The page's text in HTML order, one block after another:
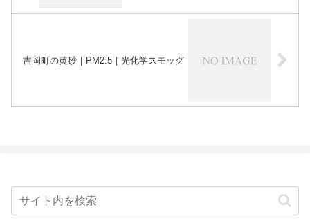
吉岡町の黄砂｜PM2.5｜光化学スモッグ